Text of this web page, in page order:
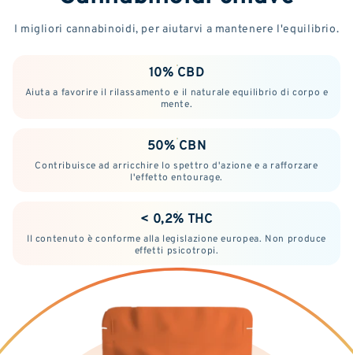
I migliori cannabinoidi, per aiutarvi a mantenere l'equilibrio.
10% CBD
Aiuta a favorire il rilassamento e il naturale equilibrio di corpo e
mente.
50% CBN
Contribuisce ad arricchire lo spettro d'azione e a rafforzare
l'effetto entourage.
< 0,2% THC
Il contenuto è conforme alla legislazione europea. Non produce
effetti psicotropi.